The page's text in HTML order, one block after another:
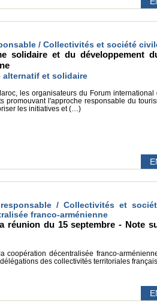
/ Collectivités et société
solidaire et du développement
alternatif et solidaire
les organisateurs du Forum international
promouvant l'approche responsable du
les initiatives et (…)
/ Collectivités et
franco-arménienne
réunion du 15 septembre - Note
coopération décentralisée franco-
des collectivités territoriales